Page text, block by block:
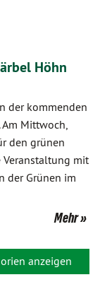
Höhn
der kommenden
Mittwoch,
den grünen
Veranstaltung mit
der Grünen im
Mehr
anzeigen